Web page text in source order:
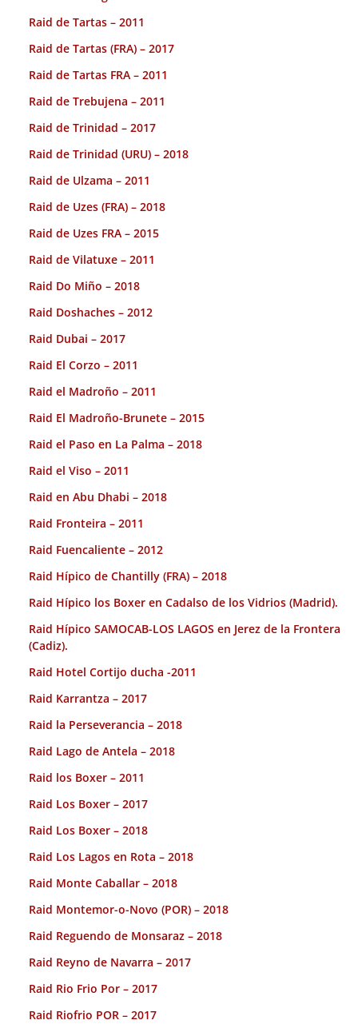
Raid de Tartas – 2011
Raid de Tartas (FRA) – 2017
Raid de Tartas FRA – 2011
Raid de Trebujena – 2011
Raid de Trinidad – 2017
Raid de Trinidad (URU) – 2018
Raid de Ulzama – 2011
Raid de Uzes (FRA) – 2018
Raid de Uzes FRA – 2015
Raid de Vilatuxe – 2011
Raid Do Miño – 2018
Raid Doshaches – 2012
Raid Dubai – 2017
Raid El Corzo – 2011
Raid el Madroño – 2011
Raid El Madroño-Brunete – 2015
Raid el Paso en La Palma – 2018
Raid el Viso – 2011
Raid en Abu Dhabi – 2018
Raid Fronteira – 2011
Raid Fuencaliente – 2012
Raid Hípico de Chantilly (FRA) – 2018
Raid Hípico los Boxer en Cadalso de los Vidrios (Madrid).
Raid Hípico SAMOCAB-LOS LAGOS en Jerez de la Frontera
(Cadiz).
Raid Hotel Cortijo ducha -2011
Raid Karrantza – 2017
Raid la Perseverancia – 2018
Raid Lago de Antela – 2018
Raid los Boxer – 2011
Raid Los Boxer – 2017
Raid Los Boxer – 2018
Raid Los Lagos en Rota – 2018
Raid Monte Caballar – 2018
Raid Montemor-o-Novo (POR) – 2018
Raid Reguendo de Monsaraz – 2018
Raid Reyno de Navarra – 2017
Raid Rio Frio Por – 2017
Raid Riofrio POR – 2017